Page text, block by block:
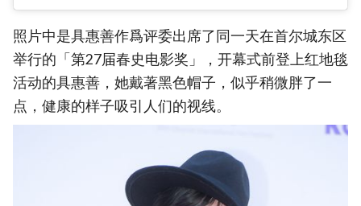
照片中是具惠善作爲评委出席了同一天在首尔城东区
举行的「第27届春史电影奖」，开幕式前登上红地毯
活动的具惠善，她戴著黑色帽子，似乎稍微胖了一
点，健康的样子吸引人们的视线。